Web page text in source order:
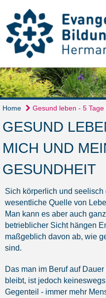
Home Gesund leben - 5 Tage
GESUND
MICH UND
GESUNDHEIT
Sich körperlich und
wesentliche Quelle von
Man kann es aber auch
betrieblicher Sicht hängen
maßgeblich davon ab, wie
sind.
Das man im Beruf auf
bleibt, ist jedoch
Gegenteil - immer mehr